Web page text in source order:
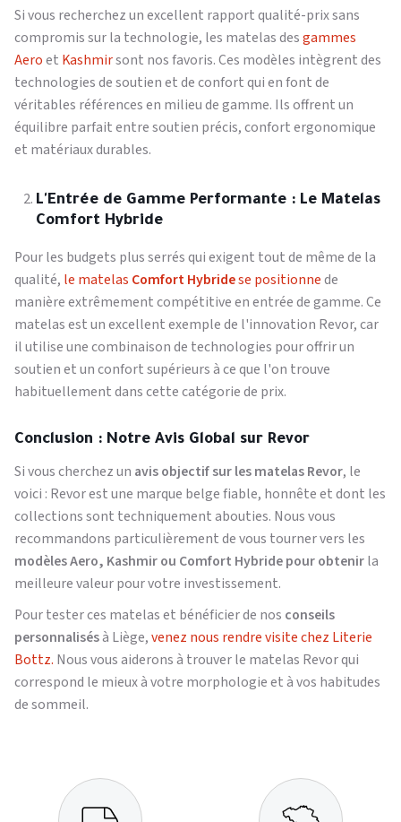
Si vous recherchez un excellent rapport qualité-prix sans
compromis sur la technologie, les matelas desgammes
Aeroet Kashmirsont nos favoris. Ces modèles intègrent des
technologies de soutien et de confort qui en font de
véritables références en milieu de gamme. Ils offrent un
équilibre parfait entre soutien précis, confort ergonomique
et matériaux durables.
L'Entrée de Gamme Performante : Le Matelas
Comfort Hybride
Pour les budgets plus serrés qui exigent tout de même de la
qualité, le matelas Comfort Hybridese positionnede
manière extrêmement compétitive en entrée de gamme. Ce
matelas est un excellent exemple de l'innovation Revor, car
il utilise une combinaison de technologies pour offrir un
soutien et un confort supérieurs à ce que l'on trouve
habituellement dans cette catégorie de prix.
Conclusion : Notre Avis Global sur Revor
Si vous cherchez un avis objectif sur les matelas Revor, le
voici : Revor est une marque belge fiable, honnête et dont les
collections sont techniquement abouties. Nous vous
recommandons particulièrement de vous tourner vers les
modèles Aero, Kashmir ou Comfort Hybride pour obtenirla
meilleure valeur pour votre investissement.
Pour tester ces matelas et bénéficier de nos conseils
personnalisésà Liège,venez nous rendre visite chez Literie
Bottz. Nous vous aiderons à trouver le matelas Revor qui
correspond le mieux à votre morphologie et à vos habitudes
de sommeil.